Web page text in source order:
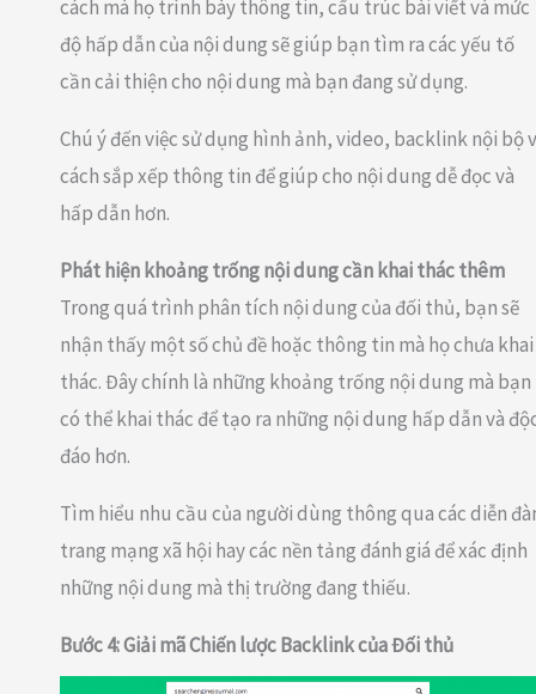
cách mà họ trình bày thông tin, cấu trúc bài viết và mức
độ hấp dẫn của nội dung sẽ giúp bạn tìm ra các yếu tố
cần cải thiện cho nội dung mà bạn đang sử dụng.
Chú ý đến việc sử dụng hình ảnh, video, backlink nội bộ
cách sắp xếp thông tin để giúp cho nội dung dễ đọc và
hấp dẫn hơn.
Phát hiện khoảng trống nội dung cần khai thác thêm
Trong quá trình phân tích nội dung của đối thủ, bạn sẽ
nhận thấy một số chủ đề hoặc thông tin mà họ chưa khai
thác. Đây chính là những khoảng trống nội dung mà bạn
có thể khai thác để tạo ra những nội dung hấp dẫn và
đáo hơn.
Tìm hiểu nhu cầu của người dùng thông qua các diễn
trang mạng xã hội hay các nền tảng đánh giá để xác định
những nội dung mà thị trường đang thiếu.
Bước 4: Giải mã Chiến lược Backlink của Đối thủ